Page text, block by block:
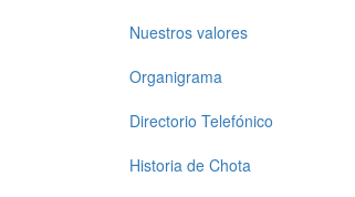
Nuestros valores
Organigrama
Directorio Telefónico
Historia de Chota